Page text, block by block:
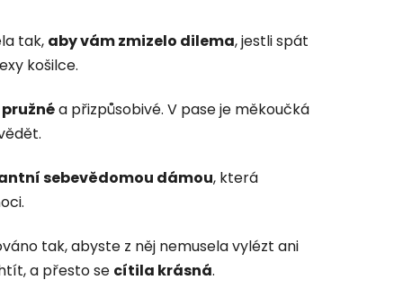
tak, aby vám zmizelo dilema, jestli spát
košilce.
a přizpůsobivé. V pase je měkoučká
sebevědomou dámou, která
tak, abyste z něj nemusela vylézt ani
a přesto se cítila krásná.